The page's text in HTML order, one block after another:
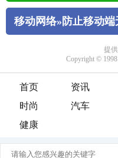
首页 资讯
时尚
汽车
健康